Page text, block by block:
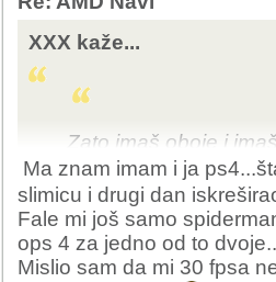
XXX kaže...
Zato imaš oboje i
sve u ekskluzivama
Igrao wot sedam godina ali
guraju igre koje developeri rade
nove IPjeve, nova iskustva, nove
Ma znam imam i ja
slimicu i drugi dan
Fale mi još samo
ops 4 za jedno od to
Mislio sam da mi 30 fpsa